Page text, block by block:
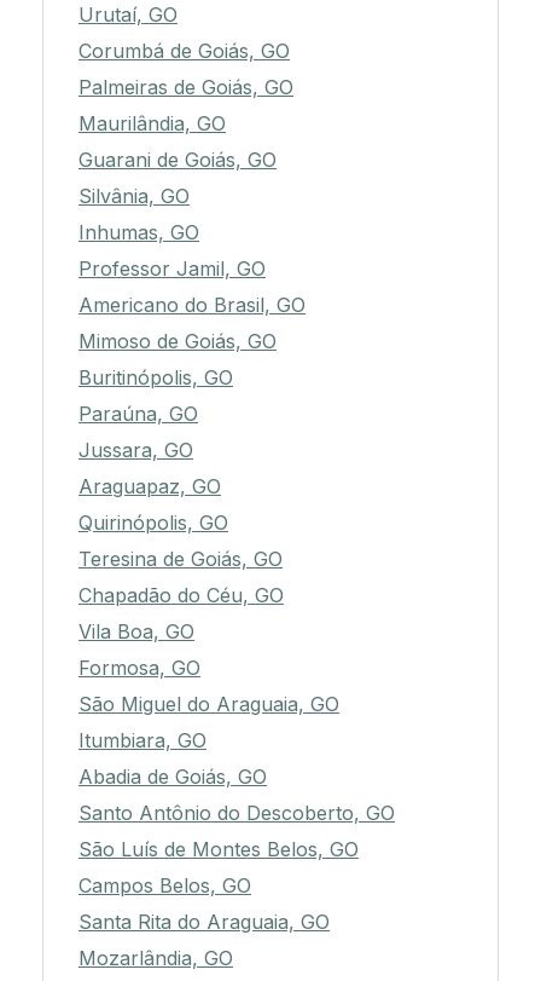
Urutaí, GO
Corumbá de Goiás, GO
Palmeiras de Goiás, GO
Maurilândia, GO
Guarani de Goiás, GO
Silvânia, GO
Inhumas, GO
Professor Jamil, GO
Americano do Brasil, GO
Mimoso de Goiás, GO
Buritinópolis, GO
Paraúna, GO
Jussara, GO
Araguapaz, GO
Quirinópolis, GO
Teresina de Goiás, GO
Chapadão do Céu, GO
Vila Boa, GO
Formosa, GO
São Miguel do Araguaia, GO
Itumbiara, GO
Abadia de Goiás, GO
Santo Antônio do Descoberto, GO
São Luís de Montes Belos, GO
Campos Belos, GO
Santa Rita do Araguaia, GO
Mozarlândia, GO